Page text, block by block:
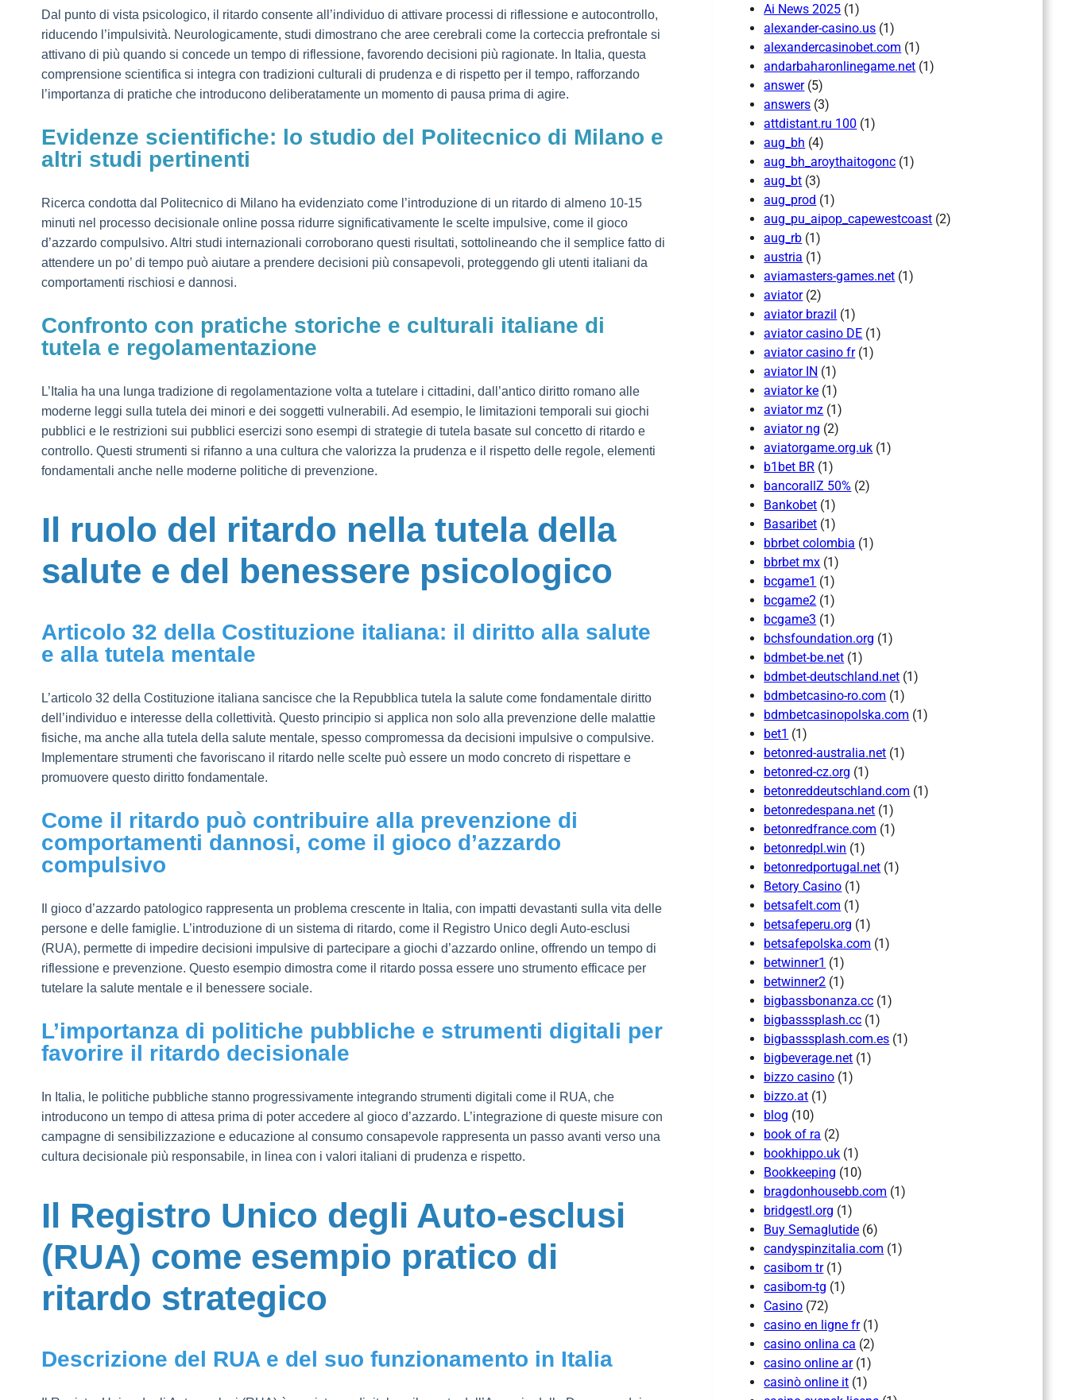
Dal punto di vista psicologico, il ritardo consente all’individuo di attivare processi di riflessione e autocontrollo,
riducendo l’impulsività. Neurologicamente, studi dimostrano che aree cerebrali come la corteccia prefrontale si
attivano di più quando si concede un tempo di riflessione, favorendo decisioni più ragionate. In Italia, questa
comprensione scientifica si integra con tradizioni culturali di prudenza e di rispetto per il tempo, rafforzando
l’importanza di pratiche che introducono deliberatamente un momento di pausa prima di agire.
Evidenze scientifiche: lo studio del Politecnico di Milano e
altri studi pertinenti
Ricerca condotta dal Politecnico di Milano ha evidenziato come l’introduzione di un ritardo di almeno 10-15
minuti nel processo decisionale online possa ridurre significativamente le scelte impulsive, come il gioco
d’azzardo compulsivo. Altri studi internazionali corroborano questi risultati, sottolineando che il semplice fatto di
attendere un po’ di tempo può aiutare a prendere decisioni più consapevoli, proteggendo gli utenti italiani da
comportamenti rischiosi e dannosi.
Confronto con pratiche storiche e culturali italiane di
tutela e regolamentazione
L’Italia ha una lunga tradizione di regolamentazione volta a tutelare i cittadini, dall’antico diritto romano alle
moderne leggi sulla tutela dei minori e dei soggetti vulnerabili. Ad esempio, le limitazioni temporali sui giochi
pubblici e le restrizioni sui pubblici esercizi sono esempi di strategie di tutela basate sul concetto di ritardo e
controllo. Questi strumenti si rifanno a una cultura che valorizza la prudenza e il rispetto delle regole, elementi
fondamentali anche nelle moderne politiche di prevenzione.
Il ruolo del ritardo nella tutela della
salute e del benessere psicologico
Articolo 32 della Costituzione italiana: il diritto alla salute
e alla tutela mentale
L’articolo 32 della Costituzione italiana sancisce che la Repubblica tutela la salute come fondamentale diritto
dell’individuo e interesse della collettività. Questo principio si applica non solo alla prevenzione delle malattie
fisiche, ma anche alla tutela della salute mentale, spesso compromessa da decisioni impulsive o compulsive.
Implementare strumenti che favoriscano il ritardo nelle scelte può essere un modo concreto di rispettare e
promuovere questo diritto fondamentale.
Come il ritardo può contribuire alla prevenzione di
comportamenti dannosi, come il gioco d’azzardo
compulsivo
Il gioco d’azzardo patologico rappresenta un problema crescente in Italia, con impatti devastanti sulla vita delle
persone e delle famiglie. L’introduzione di un sistema di ritardo, come il Registro Unico degli Auto-esclusi
(RUA), permette di impedire decisioni impulsive di partecipare a giochi d’azzardo online, offrendo un tempo di
riflessione e prevenzione. Questo esempio dimostra come il ritardo possa essere uno strumento efficace per
tutelare la salute mentale e il benessere sociale.
L’importanza di politiche pubbliche e strumenti digitali per
favorire il ritardo decisionale
In Italia, le politiche pubbliche stanno progressivamente integrando strumenti digitali come il RUA, che
introducono un tempo di attesa prima di poter accedere al gioco d’azzardo. L’integrazione di queste misure con
campagne di sensibilizzazione e educazione al consumo consapevole rappresenta un passo avanti verso una
cultura decisionale più responsabile, in linea con i valori italiani di prudenza e rispetto.
Il Registro Unico degli Auto-esclusi
(RUA) come esempio pratico di
ritardo strategico
Descrizione del RUA e del suo funzionamento in Italia
Ai News 2025 (1)
alexander-casino.us (1)
alexandercasinobet.com (1)
andarbaharonlinegame.net (1)
answer(5)
answers (3)
attdistant.ru 100 (1)
aug_bh (4)
aug_bh_aroythaitogonc (1)
aug_bt (3)
aug_prod (1)
aug_pu_aipop_capewestcoast (2)
aug_rb (1)
austria (1)
aviamasters-games.net (1)
aviator(2)
aviator brazil (1)
aviator casino DE (1)
aviator casino fr(1)
aviator IN (1)
aviator ke (1)
aviator mz (1)
aviator ng (2)
aviatorgame.org.uk (1)
b1bet BR (1)
bancorallZ 50% (2)
Bankobet (1)
Basaribet (1)
bbrbet colombia (1)
bbrbet mx (1)
bcgame1 (1)
bcgame2 (1)
bcgame3 (1)
bchsfoundation.org (1)
bdmbet-be.net (1)
bdmbet-deutschland.net (1)
bdmbetcasino-ro.com (1)
bdmbetcasinopolska.com (1)
bet1 (1)
betonred-australia.net (1)
betonred-cz.org (1)
betonreddeutschland.com (1)
betonredespana.net (1)
betonredfrance.com (1)
betonredpl.win (1)
betonredportugal.net (1)
Betory Casino (1)
betsafelt.com (1)
betsafeperu.org (1)
betsafepolska.com (1)
betwinner1 (1)
betwinner2 (1)
bigbassbonanza.cc (1)
bigbasssplash.cc (1)
bigbasssplash.com.es (1)
bigbeverage.net (1)
bizzo casino (1)
bizzo.at (1)
blog (10)
book of ra (2)
bookhippo.uk (1)
Bookkeeping (10)
bragdonhousebb.com (1)
bridgestl.org (1)
Buy Semaglutide (6)
candyspinzitalia.com (1)
casibom tr(1)
casibom-tg (1)
Casino (72)
casino en ligne fr(1)
casino onlina ca (2)
casino online ar(1)
casinò online it (1)